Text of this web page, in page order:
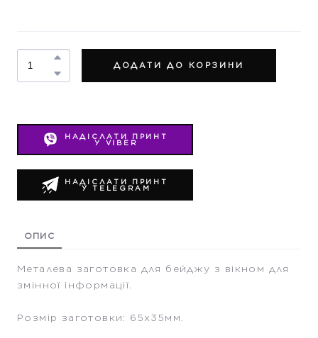
ДОДАТИ ДО КОРЗИНИ
НАДІСЛАТИ ПРИНТ
У VIBER
НАДІСЛАТИ ПРИНТ
У TELEGRAM
ОПИС
Металева заготовка для бейджу з вікном для
змінної інформації.
Розмір заготовки: 65х35мм.